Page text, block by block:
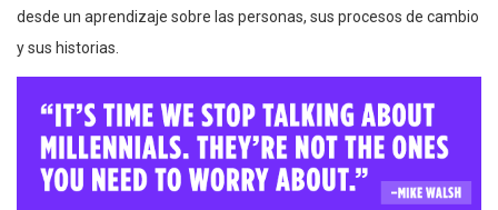
desde un aprendizaje sobre las personas, sus procesos de cambio
y sus historias.